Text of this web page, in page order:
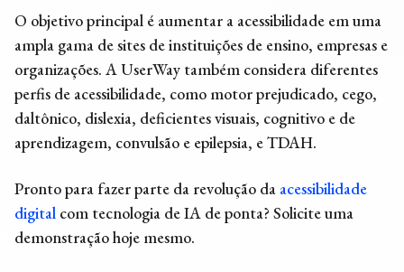
O objetivo principal é aumentar a acessibilidade em uma
ampla gama de sites de instituições de ensino, empresas e
organizações. A UserWay também considera diferentes
perfis de acessibilidade, como motor prejudicado, cego,
daltônico, dislexia, deficientes visuais, cognitivo e de
aprendizagem, convulsão e epilepsia, e TDAH.
Pronto para fazer parte da revolução da acessibilidade
digital com tecnologia de IA de ponta? Solicite uma
demonstração hoje mesmo.